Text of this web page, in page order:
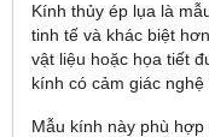
Kính thủy ép lụa là
tinh tế và khác biệt
vật liệu hoặc họa tiết
kính có cảm giác nghệ
Mẫu kính này phù